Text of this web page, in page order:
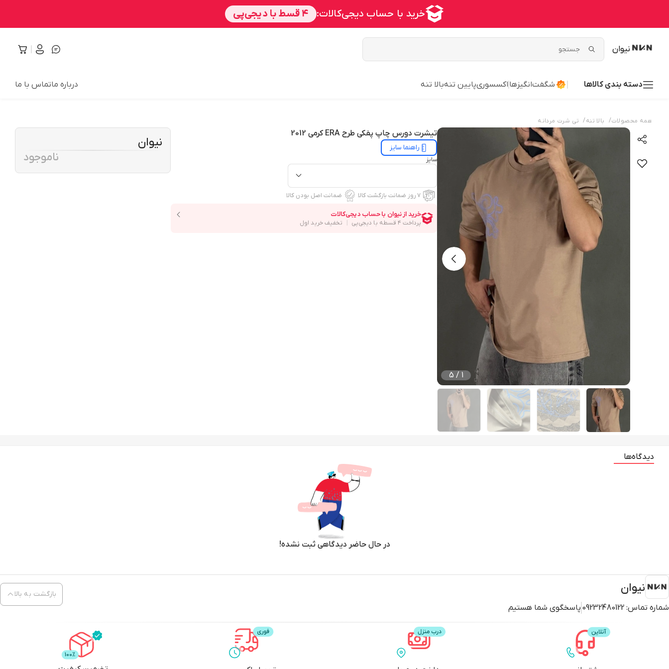
نیوان
دسته بندی کالاها شگفت‌انگیزها اکسسوریپایین تنهبالا تنه درباره ماتماس با ما
همه محصولات/ بالا تنه/ تی شرت مردانه
1
/
5
تیشرت دورس چاپ پفکی طرح ERA کرمی 2012
راهنما سایز
سایز
۷ روز ضمانت بازگشت کالا ضمانت اصل بودن کالا
نیوان
ناموجود
دیدگاه‌ها
در حال حاضر دیدگاهی ثبت نشده!
نیوان
شماره تماس: 09232480122 پاسخگوی شما هستیم
بازگشت به بالا